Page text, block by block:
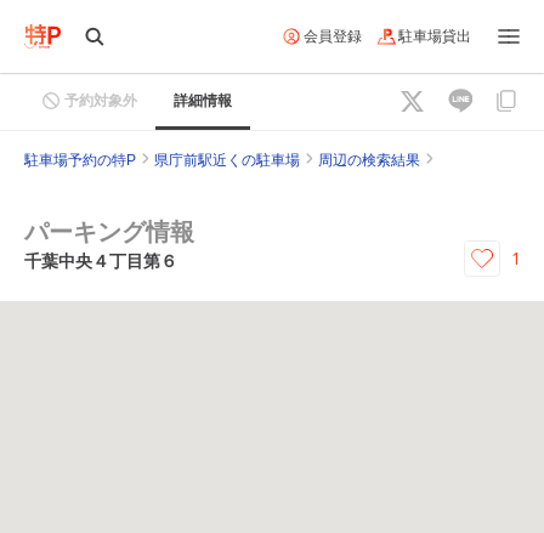
会員登録 駐車場貸出
予約対象外 詳細情報
駐車場予約の特P 県庁前駅近くの駐車場 周辺の検索結果
パーキング情報
千葉中央４丁目第６ 1